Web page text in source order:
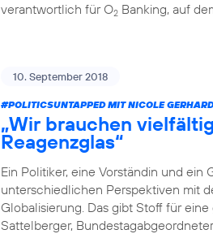
verantwortlich für O2 Banking, auf
10. September 2018
#POLITICSUNTAPPEDMIT NICOLE
„Wir brauchen
Reagenzglas“
Ein Politiker, eine Vorständin und
unterschiedlichen Perspektiven mit
Globalisierung. Das gibt Stoff für
Sattelberger,